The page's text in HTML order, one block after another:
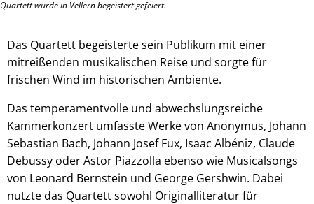
Quartett wurde in Vellern begeistert gefeiert.
Das Quartett begeisterte sein Publikum mit einer
mitreißenden musikalischen Reise und sorgte für
frischen Wind im historischen Ambiente.
Das temperamentvolle und abwechslungsreiche
Kammerkonzert umfasste Werke von Anonymus, Johann
Sebastian Bach, Johann Josef Fux, Isaac Albéniz, Claude
Debussy oder Astor Piazzolla ebenso wie Musicalsongs
von Leonard Bernstein und George Gershwin. Dabei
nutzte das Quartett sowohl Originalliteratur für